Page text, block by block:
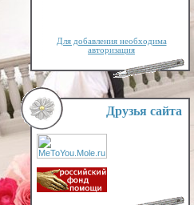
Для добавления необходима
авторизация
Друзья сайта